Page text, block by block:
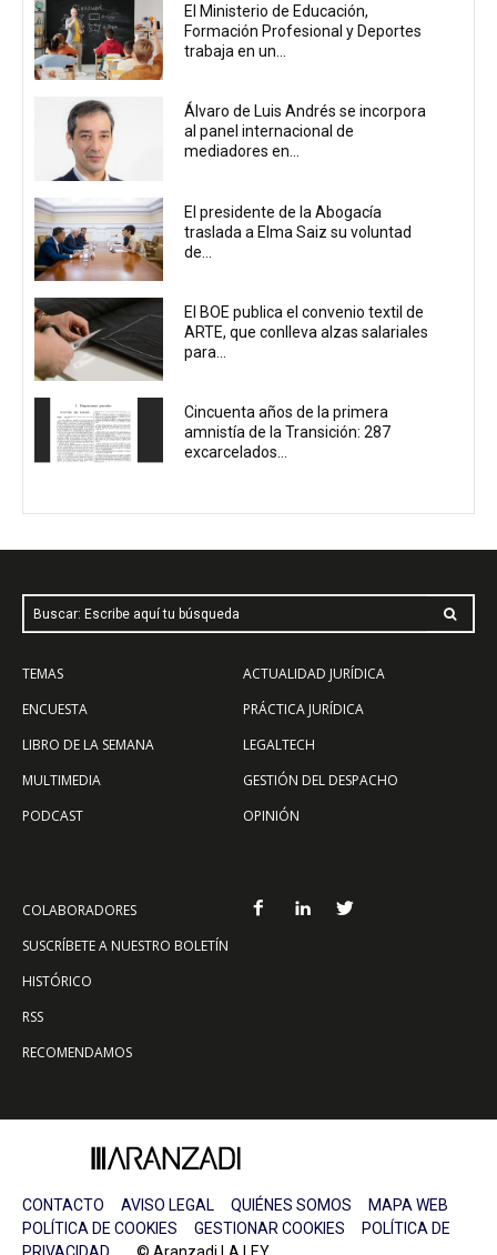
El Ministerio de Educación,
Formación Profesional y Deportes
trabaja en un...
Álvaro de Luis Andrés se incorpora
al panel internacional de
mediadores en...
El presidente de la Abogacía
traslada a Elma Saiz su voluntad
de...
El BOE publica el convenio textil de
ARTE, que conlleva alzas salariales
para...
Cincuenta años de la primera
amnistía de la Transición: 287
excarcelados...
Buscar: Escribe aquí tu búsqueda
TEMAS
ENCUESTA
LIBRO DE LA SEMANA
MULTIMEDIA
PODCAST
ACTUALIDAD JURÍDICA
PRÁCTICA JURÍDICA
LEGALTECH
GESTIÓN DEL DESPACHO
OPINIÓN
COLABORADORES
SUSCRÍBETE A NUESTRO BOLETÍN
HISTÓRICO
RSS
RECOMENDAMOS
CONTACTO AVISO LEGAL QUIÉNES SOMOS
MAPA WEB
POLÍTICA DE COOKIES
GESTIONAR COOKIES
POLÍTICA DE
PRIVACIDAD © Aranzadi LA LEY